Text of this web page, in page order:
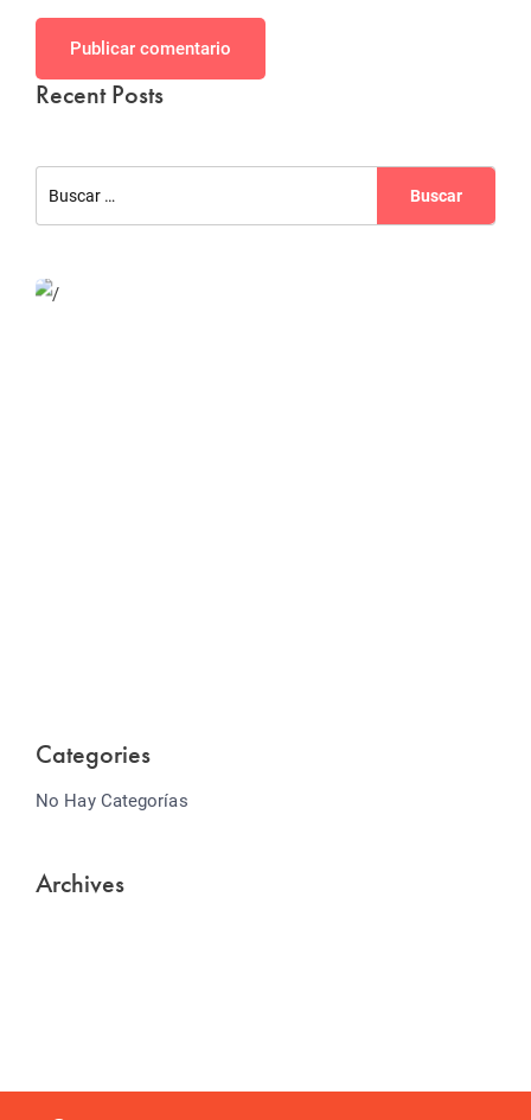
Publicar comentario
Recent Posts
Categories
No Hay Categorías
Archives